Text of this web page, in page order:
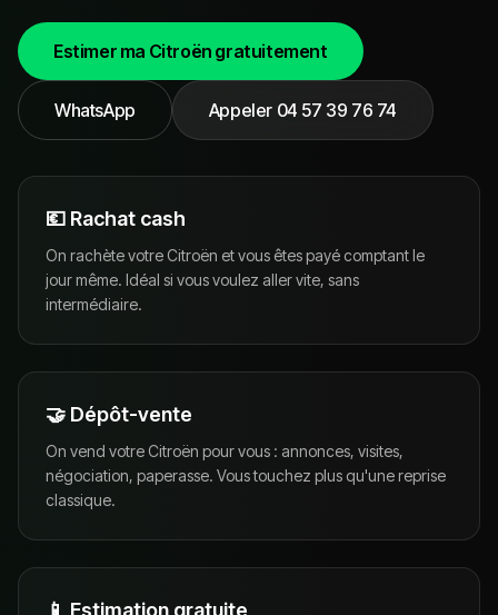
Estimer ma Citroën gratuitement
WhatsApp Appeler 04 57 39 76 74
💶 Rachat cash
On rachète votre Citroën et vous êtes payé comptant le
jour même. Idéal si vous voulez aller vite, sans
intermédiaire.
🤝 Dépôt-vente
On vend votre Citroën pour vous : annonces, visites,
négociation, paperasse. Vous touchez plus qu'une reprise
classique.
📱 Estimation gratuite